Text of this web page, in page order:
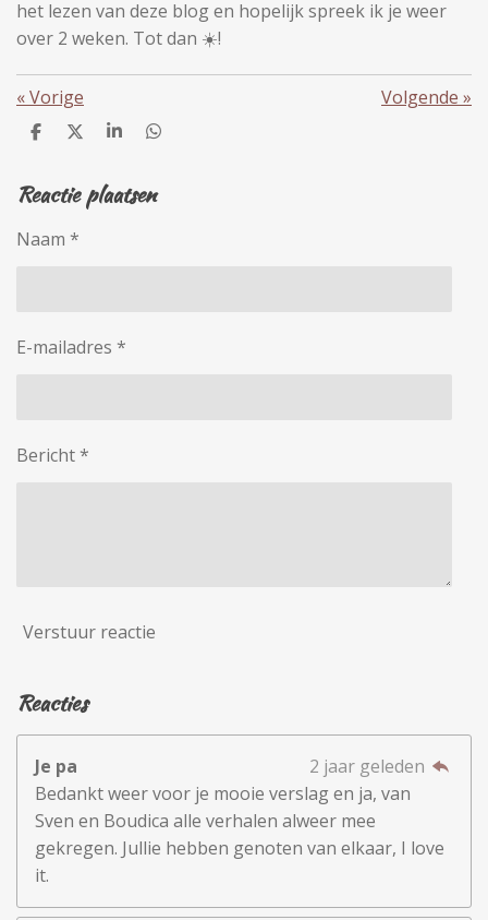
het lezen van deze blog en hopelijk spreek ik je weer
over 2 weken. Tot dan ☀️!
«Vorige Volgende »
D
e
n
D
l
S
r
e
D
e
n
Reactie plaatsen
Naam *
E-mailadres *
Bericht *
Verstuur reactie
Reacties
Je pa
2 jaar geleden
Bedankt weer voor je mooie verslag en ja, van
Sven en Boudica alle verhalen alweer mee
gekregen. Jullie hebben genoten van elkaar, I love
it.